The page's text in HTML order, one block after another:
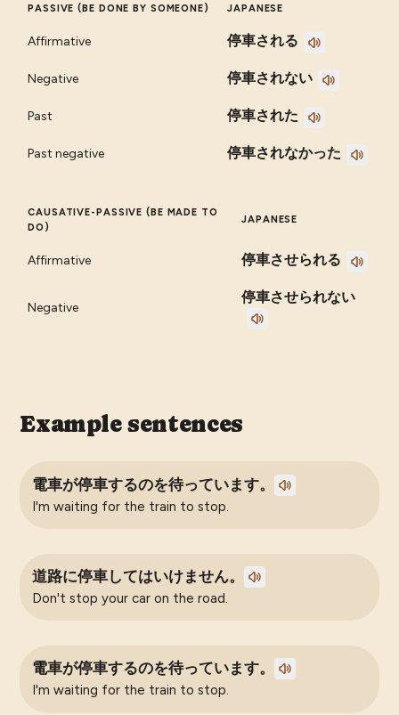
PASSIVE (BE DONE BY SOMEONE) JAPANESE
Affirmative 停車される
Negative 停車されない
Past 停車された
Past negative 停車されなかった
CAUSATIVE-PASSIVE (BE MADE TO
DO)
JAPANESE
Affirmative 停車させられる
Negative
停車させられない
Example sentences
電車が停車するのを待っています。
I'm waiting for the train to stop.
道路に停車してはいけません。
Don't stop your car on the road.
電車が停車するのを待っています。
I'm waiting for the train to stop.